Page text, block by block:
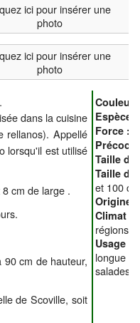
ici pour insérer une
photo
ici pour insérer une
photo
dans la cuisine
rellanos). Appellé
lorsqu'il est utilisé
cm de large .
cm de hauteur,
de Scoville, soit
Couleur
Espèce :
Force :
Taille
Taille
et 100 cm
Origine :
Climat :
régions
Usage :
longue
salades